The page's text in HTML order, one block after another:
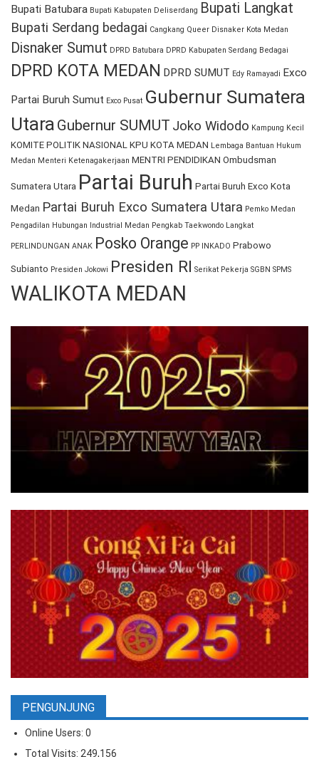
Bupati Batubara Bupati Kabupaten Deliserdang Bupati Langkat
Bupati Serdang bedagai Cangkang Queer Disnaker Kota Medan
Disnaker Sumut DPRD Batubara DPRD Kabupaten Serdang Bedagai
DPRD KOTA MEDAN DPRD SUMUT Edy Ramayadi Exco
Partai Buruh Sumut Exco Pusat Gubernur Sumatera
Utara Gubernur SUMUT Joko Widodo Kampung Kecil
KOMITE POLITIK NASIONAL KPU KOTA MEDAN Lembaga Bantuan Hukum
Medan Menteri Ketenagakerjaan MENTRI PENDIDIKAN Ombudsman
Sumatera Utara Partai Buruh Partai Buruh Exco Kota
Medan Partai Buruh Exco Sumatera Utara Pemko Medan
Pengadilan Hubungan Industrial Medan Pengkab Taekwondo Langkat
PERLINDUNGAN ANAK Posko Orange PP INKADO Prabowo
Subianto Presiden Jokowi Presiden RI Serikat Pekerja SGBN SPMS
WALIKOTA MEDAN
PENGUNJUNG
Online Users: 0
Total Visits: 249,156